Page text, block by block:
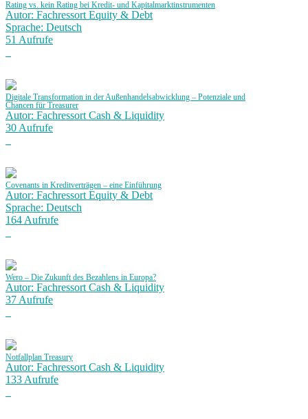
Rating vs. kein Rating bei Kredit- und Kapitalmarktinstrumenten
Autor: Fachressort Equity & Debt
Sprache: Deutsch
51 Aufrufe
Digitale Transformation in der Außenhandelsabwicklung – Potenziale und
Chancen für Treasurer
Autor: Fachressort Cash & Liquidity
30 Aufrufe
Covenants in Kreditverträgen – eine Einführung
Autor: Fachressort Equity & Debt
Sprache: Deutsch
164 Aufrufe
Wero – Die Zukunft des Bezahlens in Europa?
Autor: Fachressort Cash & Liquidity
37 Aufrufe
Notfallplan Treasury
Autor: Fachressort Cash & Liquidity
133 Aufrufe